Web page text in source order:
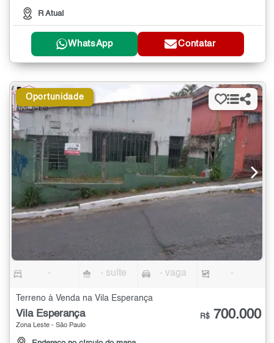
R Atuaí
WhatsApp Contatar
Oportunidade
- - suíte - vaga -
Terreno à Venda na Vila Esperança
Vila Esperança
Zona Leste - São Paulo
R$ 700.000